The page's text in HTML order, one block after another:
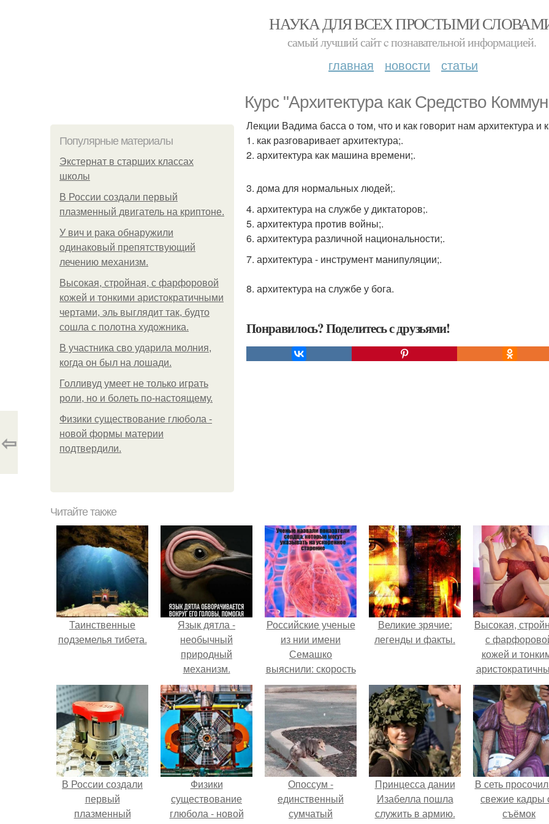
НАУКА ДЛЯ ВСЕХ ПРОСТЫМИ
самый лучший сайт c познавательной информацией.
главная новости статьи
Курс "Архитектура как Средство
Популярные материалы
Экстернат в старших классах
школы
В России создали первый
плазменный двигатель на криптоне.
У вич и рака обнаружили
одинаковый препятствующий
лечению механизм.
Высокая, стройная, с фарфоровой
кожей и тонкими аристократичными
чертами, эль выглядит так, будто
сошла с полотна художника.
В участника сво ударила молния,
когда он был на лошади.
Голливуд умеет не только играть
роли, но и болеть по-настоящему.
Физики существование глюбола -
новой формы материи
подтвердили.
Лекции Вадима басса о том, что и как говорит нам архитектура и
1. как разговаривает архитектура;.
2. архитектура как машина времени;.
3. дома для нормальных людей;.
4. архитектура на службе у диктаторов;.
5. архитектура против войны;.
6. архитектура различной национальности;.
7. архитектура - инструмент манипуляции;.
8. архитектура на службе у бога.
Понравилось? Поделитесь с друзьями!
⇦
Читайте также
Таинственные
подземелья тибета.
Язык дятла -
необычный
природный
механизм.
Российские ученые
из нии имени
Семашко
выяснили: скорость
старения напрямую
зависит от
состояния сосудов
и работы сердца.
Великие зрячие:
легенды и факты.
Высокая,
с
кожей и
чертами, эль
выглядит так,
сошла с
художника.
В России создали
первый
плазменный
Физики
существование
глюбола - новой
Опоссум -
единственный
сумчатый
Принцесса дании
Изабелла пошла
служить в армию.
В сеть
свежие кадры
съёмок